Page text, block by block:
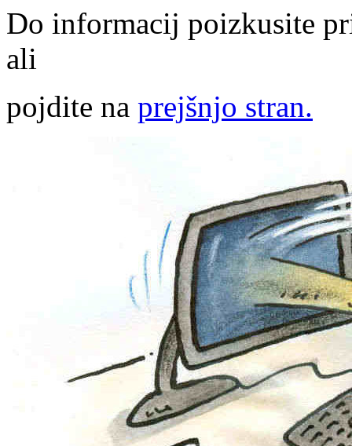
Do informacij poizkusite
ali
pojdite na prejšnjo stran.